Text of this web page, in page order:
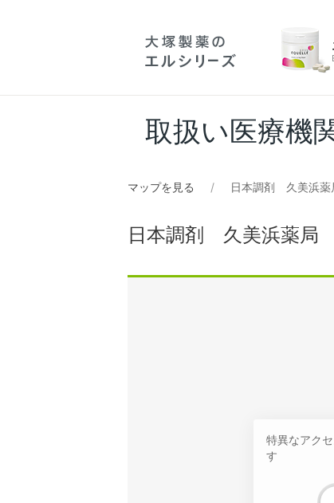
取扱い医療機
マップを見る 日本調剤 久美浜薬
日本調剤 久美浜薬局
特異なアク
す